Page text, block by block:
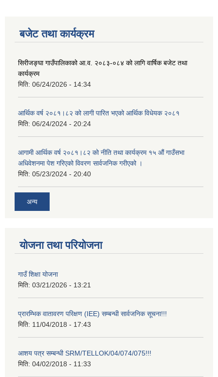
बजेट तथा कार्यक्रम
सिरीजङ्घा गाउँपालिकाको आ.व. २०८३-०८४ को लागि वार्षिक बजेट तथा
कार्यक्रम
मिति: 06/24/2026 - 14:34
आर्थिक वर्ष २०८१।८२ को लागी पारित भएको आर्थिक विधेयक २०८१
मिति: 06/24/2024 - 20:24
आगामी आर्थिक वर्ष २०८१।८२ को नीति तथा कार्यक्रम १५ औं गाउँसभा
अधिवेशनमा पेश गरिएको विवरण सार्वजनिक गरीएको ।
मिति: 05/23/2024 - 20:40
अन्य
योजना तथा परियोजना
गाउँ शिक्षा योजना
मिति: 03/21/2026 - 13:21
प्रारम्भिक वातावरण परिक्षण (IEE) सम्बन्धी सार्वजनिक सूचना!!!
मिति: 11/04/2018 - 17:43
आशय पत्र सम्बन्धी SRM/TELLOK/04/074/075!!!
मिति: 04/02/2018 - 11:33